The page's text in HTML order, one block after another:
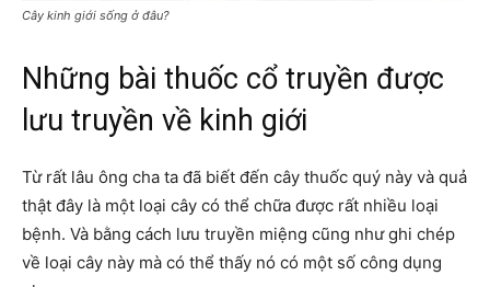
Cây kinh giới sống ở đâu?
Những bài thuốc cổ truyền được
lưu truyền về kinh giới
Từ rất lâu ông cha ta đã biết đến cây thuốc quý này và quả
thật đây là một loại cây có thể chữa được rất nhiều loại
bệnh. Và bằng cách lưu truyền miệng cũng như ghi chép
về loại cây này mà có thể thấy nó có một số công dụng